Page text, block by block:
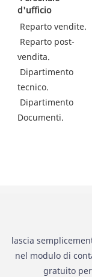
d'ufficio
Reparto vendite.
Reparto post-
vendita.
tecnico.
Dipartimento
Documenti.
lascia
nel modulo di
gratuito